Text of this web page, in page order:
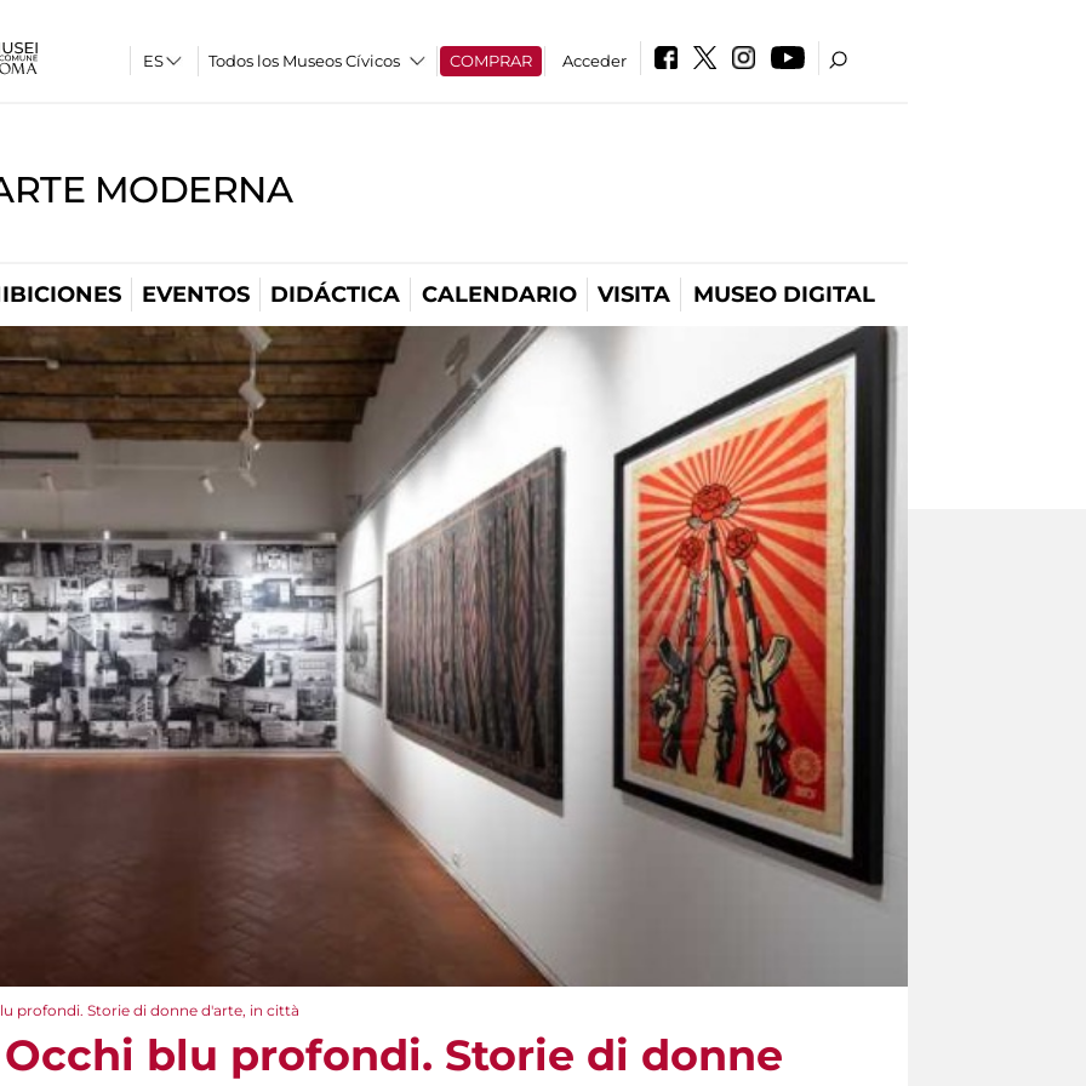
Todos los Museos Cívicos COMPRAR Acceder
MODERNA
EVENTOS DIDÁCTICA CALENDARIO VISITA MUSEO DIGITAL
profondi. Storie di donne d'arte, in città
Occhi blu profondi. Storie di donne